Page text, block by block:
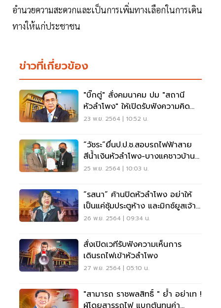
อำนวยความสะดวกและเป็นการเพิ่มทางเลือกในการเดิน
ทางให้แก่ประชาชน
ข่าวที่เกี่ยวข้อง
"บิ๊กตู่" สั่งคมนาคม ปม "สถานี
หัวลำโพง" ให้เปิดรับฟังความคิด
เห็นประชาชน
23 พ.ย. 2564 | 10:52 น.
“วัชระ”ยื่นป.ป.ช.สอบรถไฟฟ้าสาย
สีน้ำเงินหัวลำโพง-บางแคชาวบ้าน
เดือดร้อน
25 พ.ย. 2564 | 10:03 น.
“รสนา” ค้านปิดหัวลำโพง อย่าให้
เป็นแค่ซุ้มประตูห้าง และมิกซ์ยูสเจ้า
สัว
26 พ.ย. 2564 | 09:34 น.
สั่งเปิดเวทีรับฟังความเห็นการ
เดินรถไฟเข้าหัวลำโพง
27 พ.ย. 2564 | 05:10 น.
"สามารถ ราชพลสิทธิ์ " ย้ำ อย่าเท !
ผู้โดยสารรถไฟ แบกต้นทุนค่า